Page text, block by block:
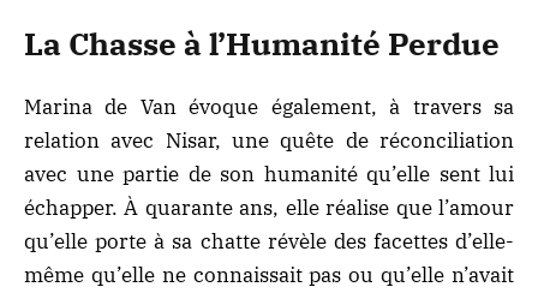
La Chasse à l’Humanité Perdue
Marina de Van évoque également, à travers sa
relation avec Nisar, une quête de réconciliation
avec une partie de son humanité qu’elle sent lui
échapper. À quarante ans, elle réalise que l’amour
qu’elle porte à sa chatte révèle des facettes d’elle-
même qu’elle ne connaissait pas ou qu’elle n’avait